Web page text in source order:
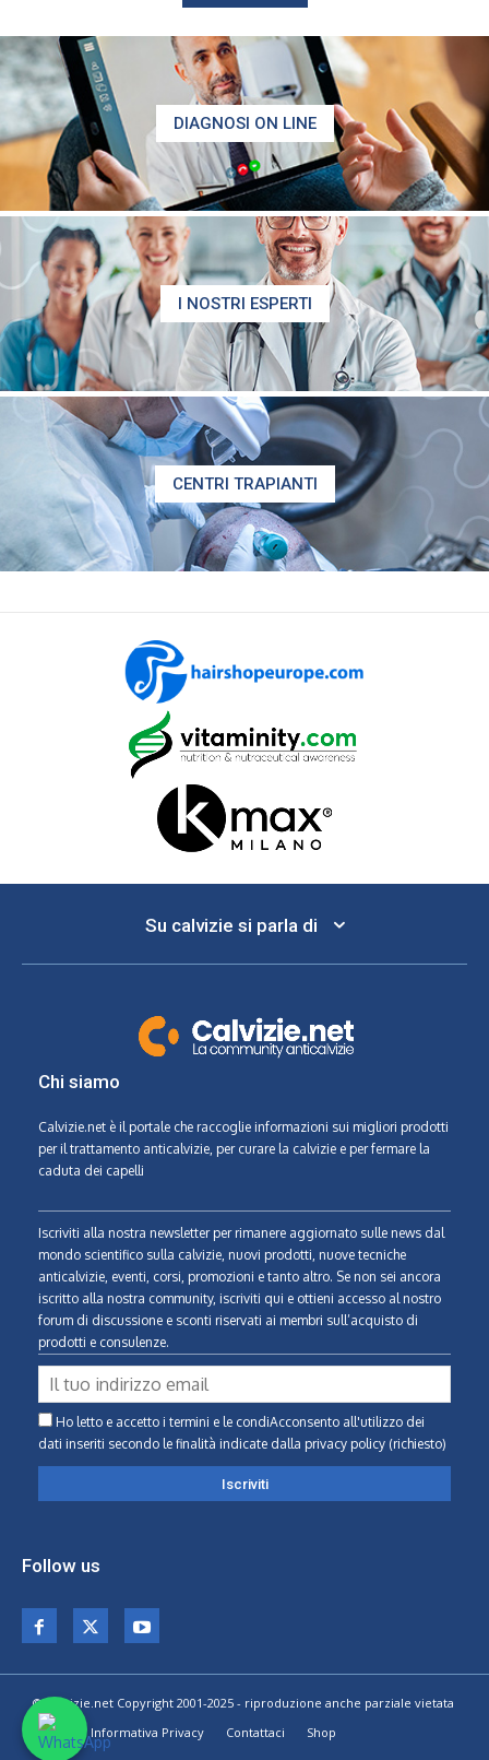
DIAGNOSI ON LINE
I NOSTRI ESPERTI
CENTRI TRAPIANTI
Su calvizie si parla di
Chi siamo
Calvizie.net è il portale che raccoglie informazioni sui migliori prodotti
per il trattamento anticalvizie, per curare la calvizie e per fermare la
caduta dei capelli
Iscriviti alla nostra newsletter per rimanere aggiornato sulle news dal
mondo scientifico sulla calvizie, nuovi prodotti, nuove tecniche
anticalvizie, eventi, corsi, promozioni e tanto altro. Se non sei ancora
iscritto alla nostra community, iscriviti qui e ottieni accesso al nostro
forum di discussione e sconti riservati ai membri sull’acquisto di
prodotti e consulenze.
Ho letto e accetto i termini e le condiAcconsento all'utilizzo dei
dati inseriti secondo le finalità indicate dalla privacy policy (richiesto)
Follow us
© Calvizie.net Copyright 2001-2025 - riproduzione anche parziale vietata
Home
Informativa Privacy Contattaci Shop